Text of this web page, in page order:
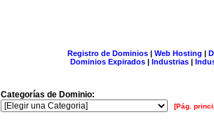
Registro de Dominios| Web Hosting |
Dominios Expirados | Industrias |
Categorías de Dominio:
[Pág.